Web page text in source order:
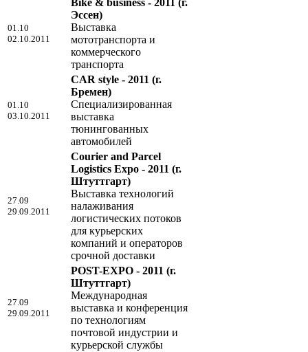
01.10
02.10.2011
Bike & business - 2011 (г.
Эссен)
Выставка
мототранспорта и
коммерческого
транспорта
01.10
03.10.2011
CAR style - 2011 (г.
Бремен)
Специализированная
выставка
тюнингованных
автомобилей
27.09
29.09.2011
Courier and Parcel
Logistics Expo - 2011 (г.
Штуттгарт)
Выставка технологий
налаживания
логистических потоков
для курьерских
компаний и операторов
срочной доставки
27.09
29.09.2011
POST-EXPO - 2011 (г.
Штуттгарт)
Международная
выставка и конференция
по технологиям
почтовой индустрии и
курьерской службы